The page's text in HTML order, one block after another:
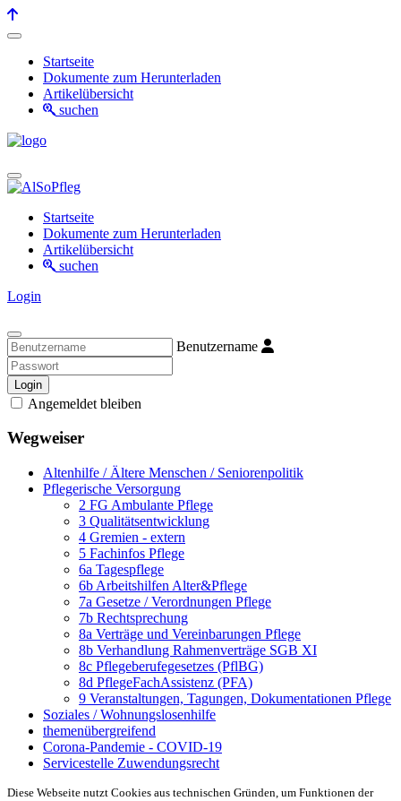
Startseite
Dokumente zum Herunterladen
Artikelübersicht
suchen
Startseite
Dokumente zum Herunterladen
Artikelübersicht
suchen
Login
Benutzername
Login
Angemeldet bleiben
Wegweiser
Altenhilfe / Ältere Menschen / Seniorenpolitik
Pflegerische Versorgung
2 FG Ambulante Pflege
3 Qualitätsentwicklung
4 Gremien - extern
5 Fachinfos Pflege
6a Tagespflege
6b Arbeitshilfen Alter&Pflege
7a Gesetze / Verordnungen Pflege
7b Rechtsprechung
8a Verträge und Vereinbarungen Pflege
8b Verhandlung Rahmenverträge SGB XI
8c Pflegeberufegesetzes (PflBG)
8d PflegeFachAssistenz (PFA)
9 Veranstaltungen, Tagungen, Dokumentationen Pflege
Soziales / Wohnungslosenhilfe
themenübergreifend
Corona-Pandemie - COVID-19
Servicestelle Zuwendungsrecht
Diese Webseite nutzt Cookies aus technischen Gründen, um Funktionen der